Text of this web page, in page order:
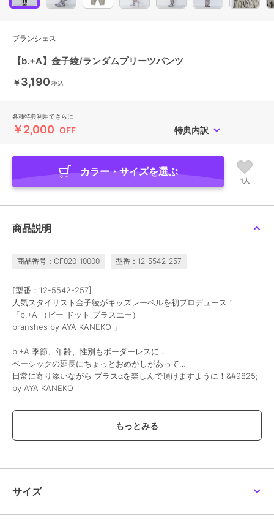
ブランシェス
【b.+A】金子綾/ランダムプリーツパンツ
￥3,190 税込
各種特典利用でさらに
￥2,000 OFF 特典内訳
カラー・サイズを選ぶ
1人
商品説明
商品番号：CF020-10000 型番：12-5542-257
[型番：12-5542-257]
人気スタイリスト金子綾がキッズレーベルを初プロデュース！
「b.+A （ビー ドット プラスエー）
branshes by AYA KANEKO 」
b.+A 季節、年齢、性別もボーダーレスに…
ベーシックの延長にちょっとおめかしがあって…
日常に寄り添いながら プラスαを楽しんで頂けますように！&#9825;
by AYA KANEKO
■商品ポイント
ラクチンな履き心地なのに、綺麗に見える！
ランダムプリーツが施されており、
デイリー使いにも、ちょっとしたお出かけにも
ぴったりなアイテムです
サイズ